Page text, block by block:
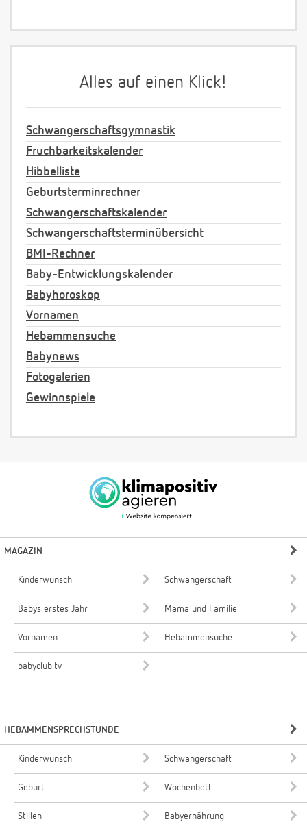
Alles auf einen Klick!
Schwangerschaftsgymnastik
Fruchbarkeitskalender
Hibbelliste
Geburtsterminrechner
Schwangerschaftskalender
Schwangerschaftsterminübersicht
BMI-Rechner
Baby-Entwicklungskalender
Babyhoroskop
Vornamen
Hebammensuche
Babynews
Fotogalerien
Gewinnspiele
MAGAZIN
Kinderwunsch Schwangerschaft
Babys erstes Jahr Mama und Familie
Vornamen Hebammensuche
babyclub.tv
HEBAMMENSPRECHSTUNDE
Kinderwunsch Schwangerschaft
Geburt Wochenbett
Stillen Babyernährung